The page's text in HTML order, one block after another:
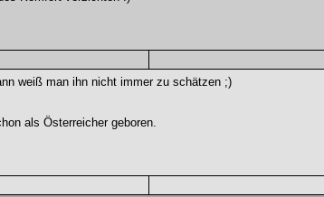
weiß man ihn nicht immer zu schätzen ;)
als Österreicher geboren.